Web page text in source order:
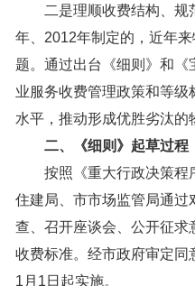
二是理顺收费结构、
年、2012年制定的，近年
题。通过出台《细则》和《
业服务收费管理政策和等
水平，推动形成优胜劣汰的
二、《细则》起草过程
按照《重大行政决策程
住建局、市市场监管局通过
查、召开座谈会、公开征求
收费标准。经市政府审定
1月1日起实施。